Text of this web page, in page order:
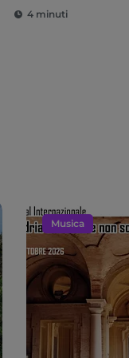
4 minuti
Musica